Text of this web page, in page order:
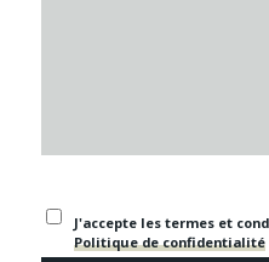
J'accepte les termes et
Politique de confidentialité